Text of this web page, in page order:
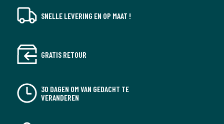
SNELLE LEVERING EN OP MAAT !
GRATIS RETOUR
30 DAGEN OM VAN GEDACHT TE
VERANDEREN